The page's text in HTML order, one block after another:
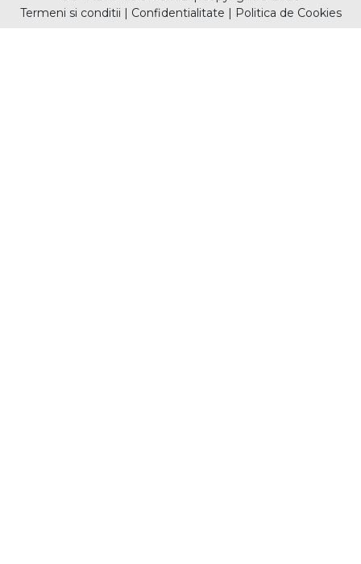
Termeni si conditii | Confidentialitate | Politica de Cookies